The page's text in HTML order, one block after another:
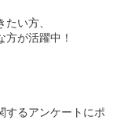
い方、
が活躍中！
するアンケートにポ